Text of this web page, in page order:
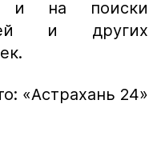
и на поиски
и других
«Астрахань 24»